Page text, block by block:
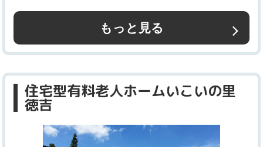
もっと見る
住宅型有料老人ホームいこいの里
徳吉